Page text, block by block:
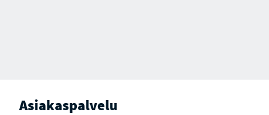
Asiakaspalvelu